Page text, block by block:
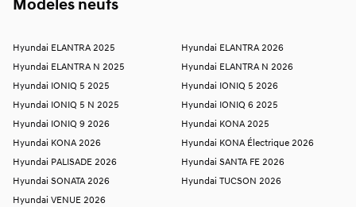
Modèles neufs
Hyundai ELANTRA 2025
Hyundai ELANTRA 2026
Hyundai ELANTRA N 2025
Hyundai ELANTRA N 2026
Hyundai IONIQ 5 2025
Hyundai IONIQ 5 2026
Hyundai IONIQ 5 N 2025
Hyundai IONIQ 6 2025
Hyundai IONIQ 9 2026
Hyundai KONA 2025
Hyundai KONA 2026
Hyundai KONA Électrique 2026
Hyundai PALISADE 2026
Hyundai SANTA FE 2026
Hyundai SONATA 2026
Hyundai TUCSON 2026
Hyundai VENUE 2026